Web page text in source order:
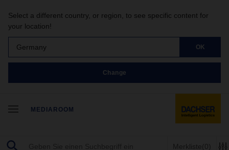
Select a different country, or region, to see specific content for
your location!
Germany OK
Change
MEDIAROOM
Merkliste(0)